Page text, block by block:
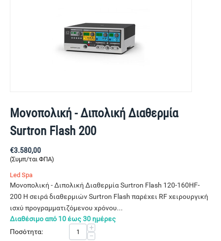
Μονοπολική - Διπολική Διαθερμία
Surtron Flash 200
€3.580,00
(Συμπ/ται ΦΠΑ)
Led Spa
Μονοπολική - Διπολική Διαθερμία Surtron Flash 120-160HF-
200 Η σειρά διαθερμιών Surtron Flash παρέχει RF χειρουργική
ισχύ προγραμματιζόμενου χρόνου...
Διαθέσιμο από 10 έως 30 ημέρες
Ποσότητα:
+
−